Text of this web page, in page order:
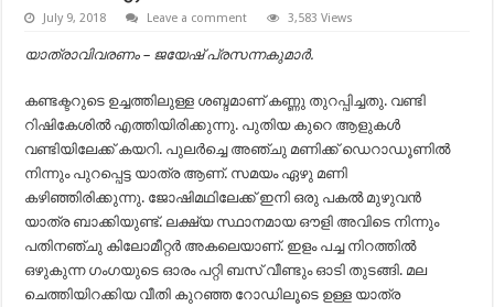
July 9, 2018 Leave a comment 3,583 Views
യാത്രാവിവരണം – ജയേഷ് പ്രസന്നകുമാർ.
കണ്ടക്ടറുടെ ഉച്ചത്തിലുള്ള ശബ്ദമാണ് കണ്ണു തുറപ്പിച്ചതു. വണ്ടി
റിഷികേശിൽ എത്തിയിരിക്കുന്നു. പുതിയ കുറെ ആളുകൾ
വണ്ടിയിലേക്ക് കയറി. പുലർച്ചെ അഞ്ചു മണിക്ക് ഡെറാഡൂണിൽ
നിന്നും പുറപ്പെട്ട യാത്ര ആണ്. സമയം ഏഴു മണി
കഴിഞ്ഞിരിക്കുന്നു. ജോഷിമഥിലേക്ക് ഇനി ഒരു പകൽ മുഴുവൻ
യാത്ര ബാക്കിയുണ്ട്. ലക്ഷ്യ സ്ഥാനമായ ഔളി അവിടെ നിന്നും
പതിനഞ്ചു കിലോമീറ്റർ അകലെയാണ്. ഇളം പച്ച നിറത്തിൽ
ഒഴുകുന്ന ഗംഗയുടെ ഓരം പറ്റി ബസ് വീണ്ടും ഓടി തുടങ്ങി. മല
ചെത്തിയിറക്കിയ വീതി കുറഞ്ഞ റോഡിലൂടെ ഉള്ള യാത്ര